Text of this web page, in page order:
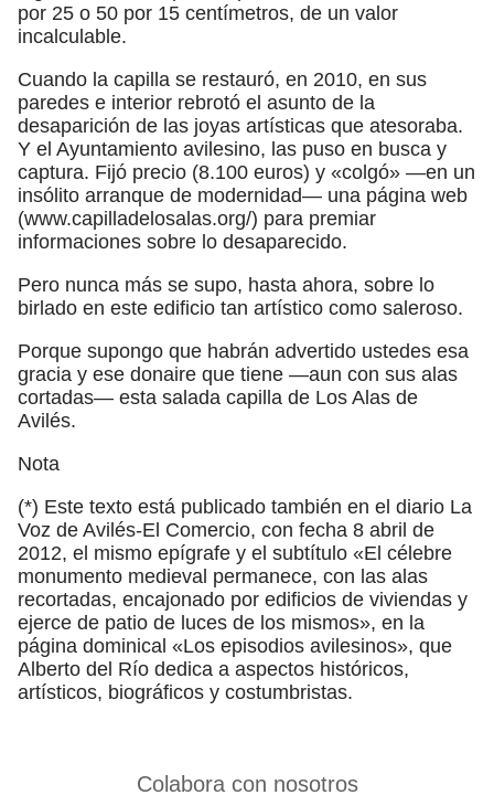
por 25 o 50 por 15 centímetros, de un valor
incalculable.
Cuando la capilla se restauró, en 2010, en sus
paredes e interior rebrotó el asunto de la
desaparición de las joyas artísticas que atesoraba.
Y el Ayuntamiento avilesino, las puso en busca y
captura. Fijó precio (8.100 euros) y «colgó» —en un
insólito arranque de modernidad— una página web
(www.capilladelosalas.org/) para premiar
informaciones sobre lo desaparecido.
Pero nunca más se supo, hasta ahora, sobre lo
birlado en este edificio tan artístico como saleroso.
Porque supongo que habrán advertido ustedes esa
gracia y ese donaire que tiene —aun con sus alas
cortadas— esta salada capilla de Los Alas de
Avilés.
Nota
(*) Este texto está publicado también en el diario La
Voz de Avilés-El Comercio, con fecha 8 abril de
2012, el mismo epígrafe y el subtítulo «El célebre
monumento medieval permanece, con las alas
recortadas, encajonado por edificios de viviendas y
ejerce de patio de luces de los mismos», en la
página dominical «Los episodios avilesinos», que
Alberto del Río dedica a aspectos históricos,
artísticos, biográficos y costumbristas.
Colabora con nosotros